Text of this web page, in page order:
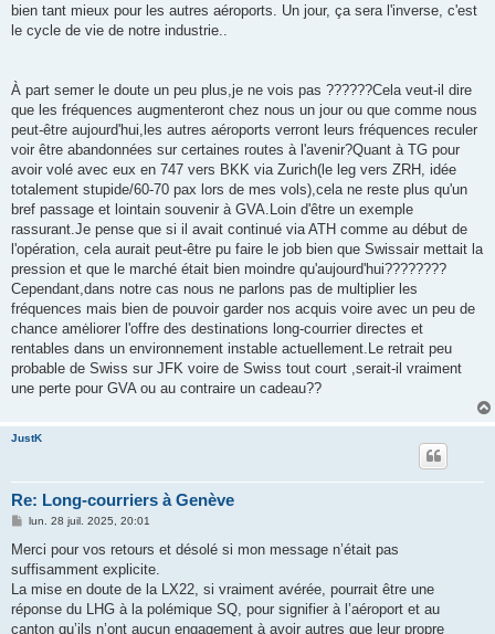
a
g
bien tant mieux pour les autres aéroports. Un jour, ça sera l'inverse, c'est
le cycle de vie de notre industrie..
À part semer le doute un peu plus,je ne vois pas ??????Cela veut-il dire
que les fréquences augmenteront chez nous un jour ou que comme nous
peut-être aujourd'hui,les autres aéroports verront leurs fréquences reculer
voir être abandonnées sur certaines routes à l'avenir?Quant à TG pour
avoir volé avec eux en 747 vers BKK via Zurich(le leg vers ZRH, idée
totalement stupide/60-70 pax lors de mes vols),cela ne reste plus qu'un
bref passage et lointain souvenir à GVA.Loin d'être un exemple
rassurant.Je pense que si il avait continué via ATH comme au début de
l'opération, cela aurait peut-être pu faire le job bien que Swissair mettait la
pression et que le marché était bien moindre qu'aujourd'hui????????
Cependant,dans notre cas nous ne parlons pas de multiplier les
fréquences mais bien de pouvoir garder nos acquis voire avec un peu de
chance amėliorer l'offre des destinations long-courrier directes et
rentables dans un environnement instable actuellement.Le retrait peu
probable de Swiss sur JFK voire de Swiss tout court ,serait-il vraiment
une perte pour GVA ou au contraire un cadeau??
JustK
Re: Long-courriers à Genève
M
s
a
g
lun. 28 juil. 2025, 20:01
Merci pour vos retours et désolé si mon message n’était pas
suffisamment explicite.
La mise en doute de la LX22, si vraiment avérée, pourrait être une
réponse du LHG à la polémique SQ, pour signifier à l’aéroport et au
canton qu’ils n’ont aucun engagement à avoir autres que leur propre